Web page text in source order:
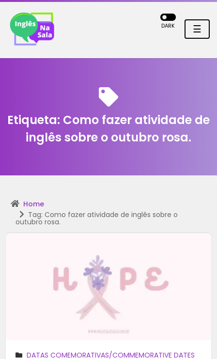
☰
DARK
Etiqueta: Como fazer atividade de
inglês sobre o outubro rosa.
Home
Tag: Como fazer atividade de inglês sobre o
outubro rosa.
DATAS COMEMORATIVAS/COMMEMORATIVE DATES